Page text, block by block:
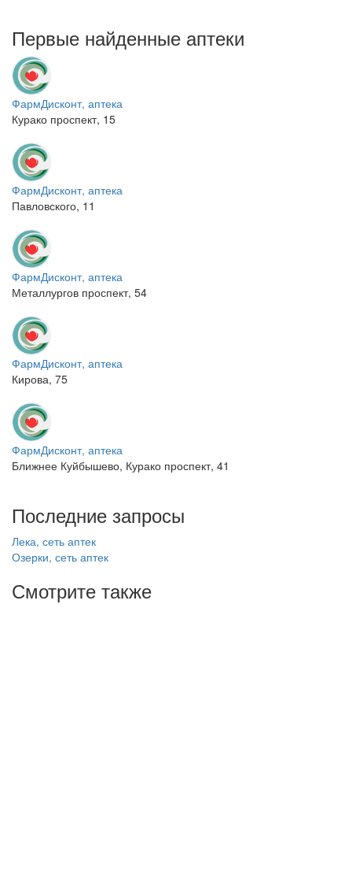
Первые найденные аптеки
ФармДисконт, аптека
Курако проспект, 15
ФармДисконт, аптека
Павловского, 11
ФармДисконт, аптека
Металлургов проспект, 54
ФармДисконт, аптека
Кирова, 75
ФармДисконт, аптека
Ближнее Куйбышево, Курако проспект, 41
Последние запросы
Лека, сеть аптек
Озерки, сеть аптек
Смотрите также